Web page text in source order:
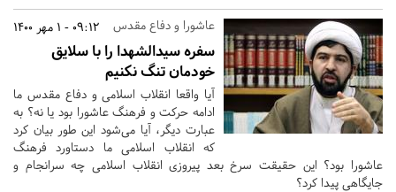
09:12 - 1 مهر 1400 عاشورا و دفاع مقدس
سفره سیدالشهدا را با سلایق
خودمان تنگ نکنیم
آیا واقعا انقلاب اسلامی و دفاع مقدس ما
ادامه حرکت و فرهنگ عاشورا بود یا نه؟ به
عبارت دیگر، آیا می‌شود این طور بیان کرد
که انقلاب اسلامی ما دستاورد فرهنگ
عاشورا بود؟ این حقیقت سرخ بعد پیروزی انقلاب اسلامی چه سرانجام و
جایگاهی پیدا کرد؟